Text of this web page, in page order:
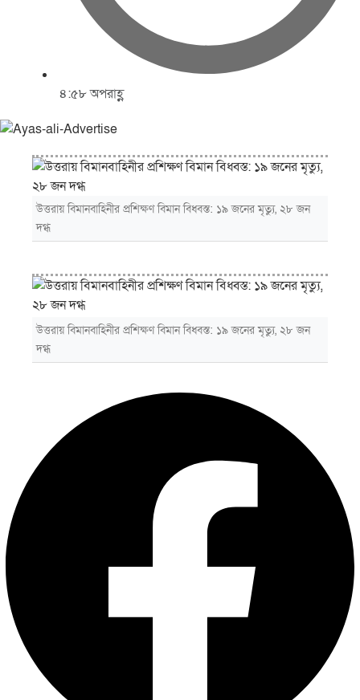
৪:৫৮ অপরাহ্ণ
উত্তরায় বিমানবাহিনীর প্রশিক্ষণ বিমান বিধ্বস্ত: ১৯ জনের মৃত্যু, ২৮ জন
দগ্ধ
উত্তরায় বিমানবাহিনীর প্রশিক্ষণ বিমান বিধ্বস্ত: ১৯ জনের মৃত্যু, ২৮ জন
দগ্ধ